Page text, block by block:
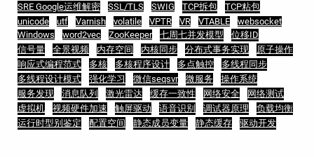
SRE Google运维解密
SSL/TLS SWIG TCP拆包
TCP粘包
unicode
utf Varnish volatile VPTR VR VTABLE
websocket
Windows
word2vec ZooKeeper 七周七并发模型
位移ID
信号量
全景视频 内存空间 内核同步 分布式事务实现
原子操作
响应式编程范式
多核 多核程序设计 多点触控
多线程同步
多线程设计模式
强化学习 微信seqsvr 微服务
操作系统
服务发现
消息队列 激光雷达 缓存一致性 网络安全
网络测试
虚拟机
视频硬件加速 触屏驱动 语音识别 调试器原理
负载均衡
运行时型别鉴定
配置空间 静态成员变量 静态缓存 驱动开发